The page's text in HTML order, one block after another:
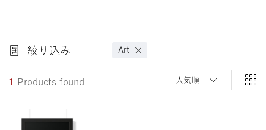
イ
ン
ト
ア
絞り込み Art
1 Products found 人気順